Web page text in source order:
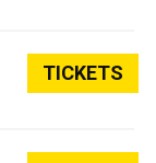
TICKETS